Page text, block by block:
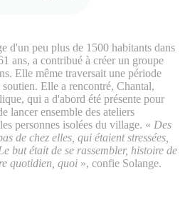
d'un peu plus de 1500 habitants dans
ans, a contribué à créer un groupe
Elle même traversait une période
Elle a rencontré, Chantal,
qui a d'abord été présente pour
lancer ensemble des ateliers
personnes isolées du village. « Des
de chez elles, qui étaient stressées,
but était de se rassembler, histoire de
quotidien, quoi », confie Solange.